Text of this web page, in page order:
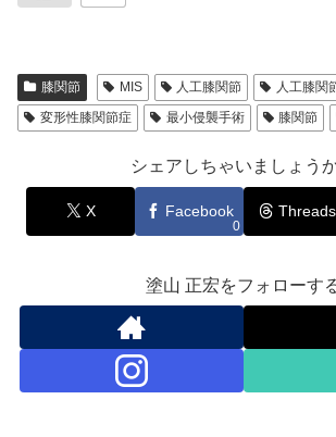
膝関節 MIS 人工膝関節
人工膝関
変形性膝関節症
最小侵襲手術 膝関節
シェアしちゃいましょう
X Facebook
0
Threads
塗山 正宏をフォローす